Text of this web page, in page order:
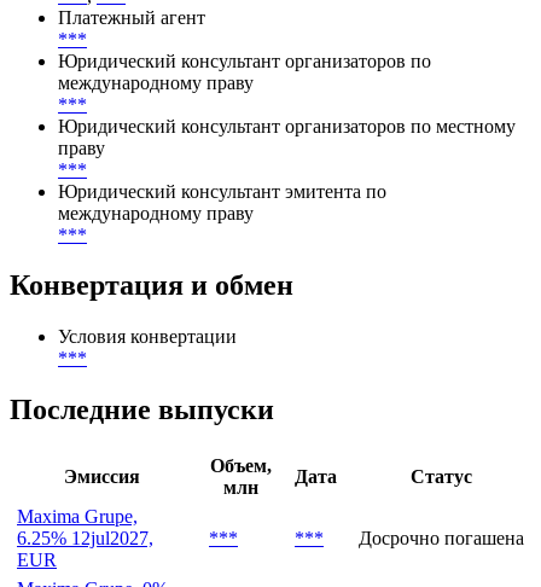
Организатор
***
Депозитарий
***, ***
Платежный агент
***
Юридический консультант организаторов по
международному праву
***
Юридический консультант организаторов по местному
праву
Юридический консультант эмитента по
международному праву
Конвертация и обмен
Условия конвертации
Последние выпуски
Объем,